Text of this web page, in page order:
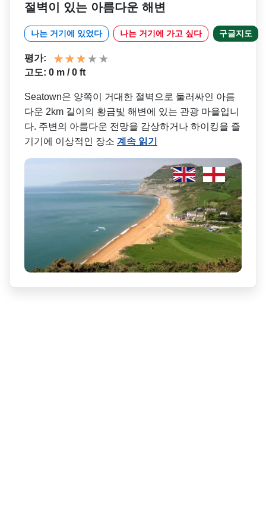
절벽이 있는 아름다운 해변
나는 거기에 있었다 나는 거기에 가고 싶다 구글지도
평가:
고도: 0 m / 0 ft
Seatown은 양쪽이 거대한 절벽으로 둘러싸인 아름
다운 2km 길이의 황금빛 해변에 있는 관광 마을입니
다. 주변의 아름다운 전망을 감상하거나 하이킹을 즐
기기에 이상적인 장소 계속 읽기